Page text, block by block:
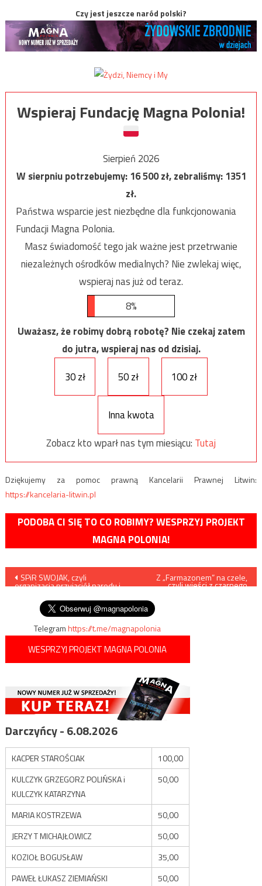
Czy jest jeszcze naród polski?
Wspieraj Fundację Magna Polonia!
Sierpień 2026
W sierpniu potrzebujemy:16 500zł, zebraliśmy:1351
zł.
Państwa wsparcie jest niezbędne dla funkcjonowania
Fundacji Magna Polonia.
Masz świadomość tego jak ważne jest przetrwanie
niezależnych ośrodków medialnych? Nie zwlekaj więc,
wspieraj nas już od teraz.
8%
Uważasz, że robimy dobrą robotę? Nie czekaj zatem
do jutra, wspieraj nas od dzisiaj.
30 zł
50 zł 100 zł
Inna kwota
Zobacz kto wparł nas tym miesiącu: Tutaj
Dziękujemy za pomoc prawną Kancelarii Prawnej Litwin:
https://kancelaria-litwin.pl
PODOBA CI SIĘ TO CO ROBIMY? WESPRZYJ PROJEKT
MAGNA POLONIA!
Nawigacja
wpisu
SPiR SWOJAK, czyli
organizacja przyjaciół narodu i
Z „Farmazonem” na czele,
czyli wieści z czarnego
Telegramhttps://t.me/magnapolonia
WESPRZYJ PROJEKT MAGNA POLONIA
Darczyńcy - 6.08.2026
KACPER STAROŚCIAK
100,00
KULCZYK GRZEGORZ POLIŃSKA i
KULCZYK KATARZYNA
50,00
MARIA KOSTRZEWA
50,00
JERZY T MICHAJŁOWICZ
50,00
KOZIOŁ BOGUSŁAW
35,00
PAWEŁ ŁUKASZ ZIEMIAŃSKI
50,00